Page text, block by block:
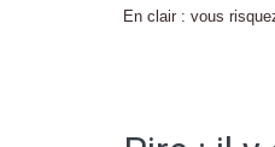
En clair : vous